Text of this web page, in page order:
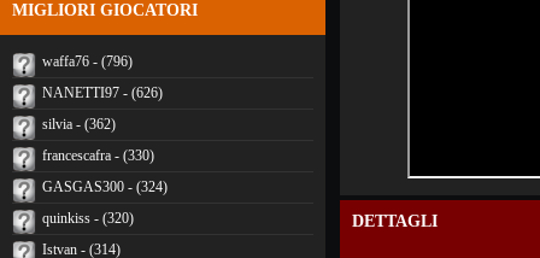
MIGLIORI GIOCATORI
waffa76 - (796)
NANETTI97 - (626)
silvia - (362)
francescafra - (330)
GASGAS300 - (324)
quinkiss - (320)
Istvan - (314)
DETTAGLI